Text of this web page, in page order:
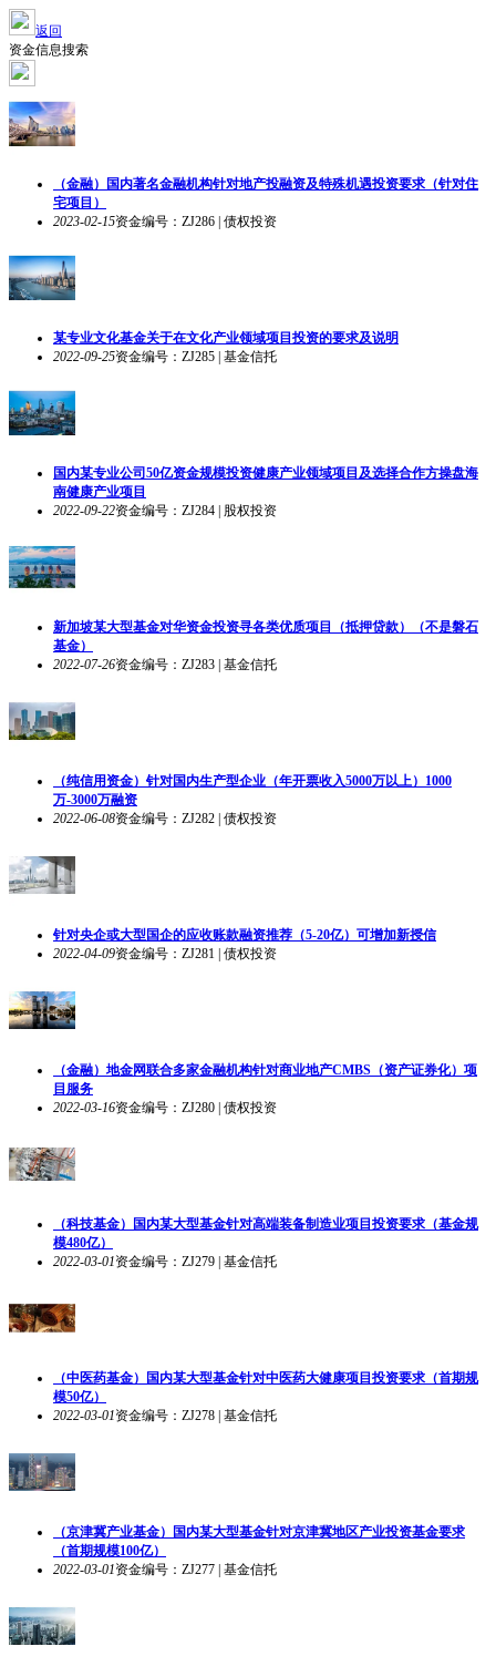
返回
资金信息搜索
（金融）国内著名金融机构针对地产投融资及特殊机遇投资要求（针对住
宅项目）
2023-02-15资金编号：ZJ286 | 债权投资
某专业文化基金关于在文化产业领域项目投资的要求及说明
2022-09-25资金编号：ZJ285 | 基金信托
国内某专业公司50亿资金规模投资健康产业领域项目及选择合作方操盘海
南健康产业项目
2022-09-22资金编号：ZJ284 | 股权投资
新加坡某大型基金对华资金投资寻各类优质项目（抵押贷款）（不是磐石
基金）
2022-07-26资金编号：ZJ283 | 基金信托
（纯信用资金）针对国内生产型企业（年开票收入5000万以上）1000
万-3000万融资
2022-06-08资金编号：ZJ282 | 债权投资
针对央企或大型国企的应收账款融资推荐（5-20亿）可增加新授信
2022-04-09资金编号：ZJ281 | 债权投资
（金融）地金网联合多家金融机构针对商业地产CMBS（资产证券化）项
目服务
2022-03-16资金编号：ZJ280 | 债权投资
（科技基金）国内某大型基金针对高端装备制造业项目投资要求（基金规
模480亿）
2022-03-01资金编号：ZJ279 | 基金信托
（中医药基金）国内某大型基金针对中医药大健康项目投资要求（首期规
模50亿）
2022-03-01资金编号：ZJ278 | 基金信托
（京津冀产业基金）国内某大型基金针对京津冀地区产业投资基金要求
（首期规模100亿）
2022-03-01资金编号：ZJ277 | 基金信托